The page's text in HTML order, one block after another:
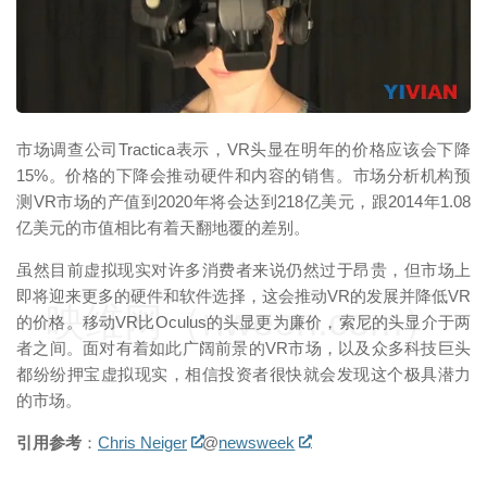
市场调查公司Tractica表示，VR头显在明年的价格应该会下降
15%。价格的下降会推动硬件和内容的销售。市场分析机构预
测VR市场的产值到2020年将会达到218亿美元，跟2014年1.08
亿美元的市值相比有着天翻地覆的差别。
虽然目前虚拟现实对许多消费者来说仍然过于昂贵，但市场上
即将迎来更多的硬件和软件选择，这会推动VR的发展并降低VR
的价格。移动VR比Oculus的头显更为廉价，索尼的头显介于两
者之间。面对有着如此广阔前景的VR市场，以及众多科技巨头
都纷纷押宝虚拟现实，相信投资者很快就会发现这个极具潜力
的市场。
引用参考 ： Chris Neiger @newsweek
映维网（nweon.com）
映维网（nweon.com）